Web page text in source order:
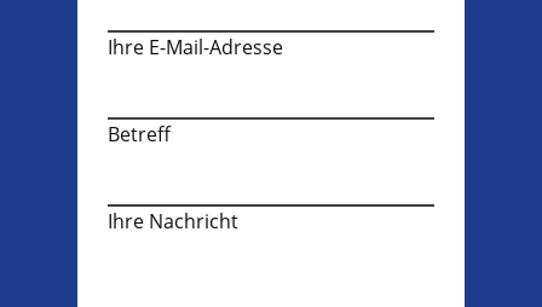
Ihre E-Mail-Adresse
Betreff
Ihre Nachricht